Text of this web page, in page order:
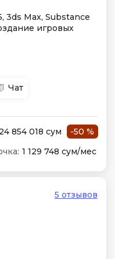
3ds Max, Substance
игровых
Чат
24 854 018 сум
-50 %
1 129 748 сум/мес
5 отзывов